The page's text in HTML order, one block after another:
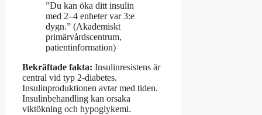
”Du kan öka ditt insulin
med 2–4 enheter var 3:e
dygn.” (Akademiskt
primärvårdscentrum,
patientinformation)
Bekräftade fakta: Insulinresistens är
central vid typ 2-diabetes.
Insulinproduktionen avtar med tiden.
Insulinbehandling kan orsaka
viktökning och hypoglykemi.